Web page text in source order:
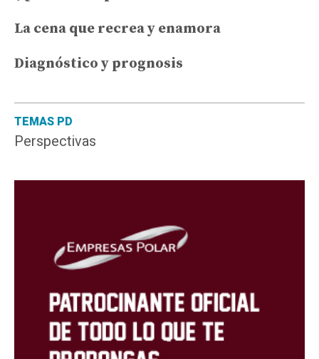
TEMAS PD
Perspectivas
La cena que recrea y enamora
Diagnóstico y prognosis